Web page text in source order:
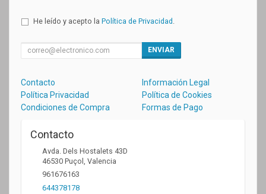
He leído y acepto la Política de Privacidad
ENVIAR
Contacto
Información Legal
Política Privacidad
Política de Cookies
Condiciones de Compra
Formas de Pago
Contacto
Avda. Dels Hostalets 43D
46530 Puçol Valencia
961676163
644378178